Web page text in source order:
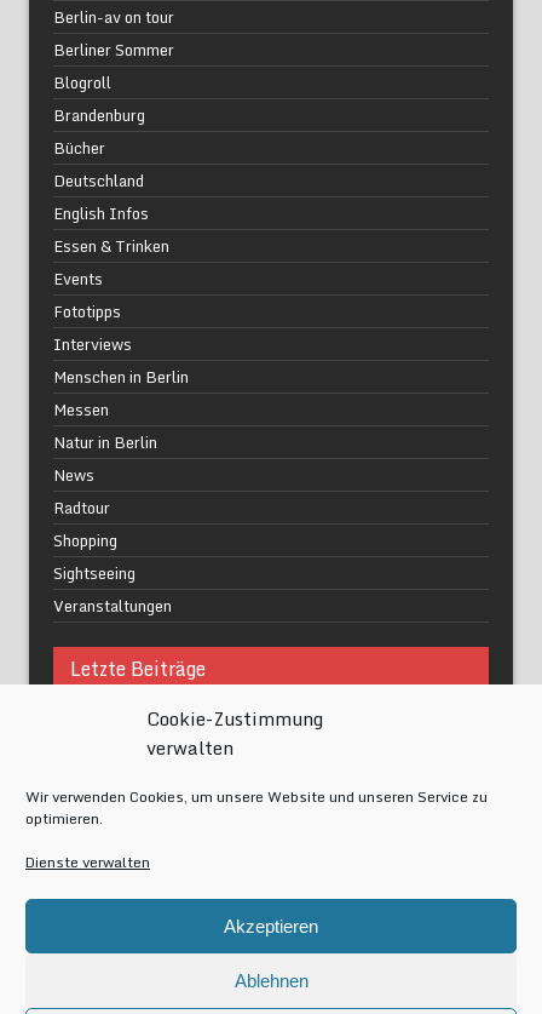
Cookie-Zustimmung
verwalten
Wir verwenden Cookies, um unsere Website und unseren Service zu
optimieren.
Dienste verwalten
Akzeptieren
Ablehnen
Berlin-av on tour
Berliner Sommer
Blogroll
Brandenburg
Bücher
Deutschland
English Infos
Essen & Trinken
Events
Fototipps
Interviews
Menschen in Berlin
Messen
Natur in Berlin
News
Radtour
Shopping
Sightseeing
Veranstaltungen
Letzte Beiträge
Was macht urbane Lebensqualität wirklich aus?
Grüne Oasen in Berlin
Festival of Lights Berlin 2024
Gesund schlafen im modernen Alltag